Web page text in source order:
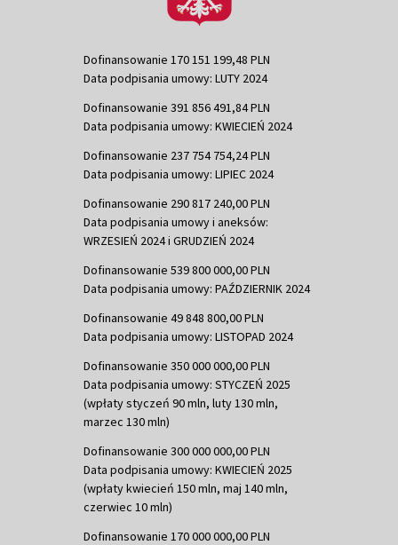
Dofinansowanie 170 151 199,48 PLN
Data podpisania umowy: LUTY 2024
Dofinansowanie 391 856 491,84 PLN
Data podpisania umowy: KWIECIEŃ 2024
Dofinansowanie 237 754 754,24 PLN
Data podpisania umowy: LIPIEC 2024
Dofinansowanie 290 817 240,00 PLN
Data podpisania umowy i aneksów:
WRZESIEŃ 2024 i GRUDZIEŃ 2024
Dofinansowanie 539 800 000,00 PLN
Data podpisania umowy: PAŹDZIERNIK 2024
Dofinansowanie 49 848 800,00 PLN
Data podpisania umowy: LISTOPAD 2024
Dofinansowanie 350 000 000,00 PLN
Data podpisania umowy: STYCZEŃ 2025
(wpłaty styczeń 90 mln, luty 130 mln,
marzec 130 mln)
Dofinansowanie 300 000 000,00 PLN
Data podpisania umowy: KWIECIEŃ 2025
(wpłaty kwiecień 150 mln, maj 140 mln,
czerwiec 10 mln)
Dofinansowanie 170 000 000,00 PLN